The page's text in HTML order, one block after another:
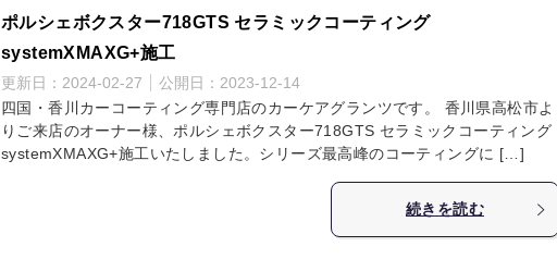
ポルシェボクスター718GTS セラミックコーティング
systemXMAXG+施工
更新日： 2024-02-27 公開日： 2023-12-14
四国・香川カーコーティング専門店のカーケアグランツです。 香川県高松市よ
りご来店のオーナー様、ポルシェボクスター718GTS セラミックコーティング
systemXMAXG+施工いたしました。シリーズ最高峰のコーティングに […]
続きを読む